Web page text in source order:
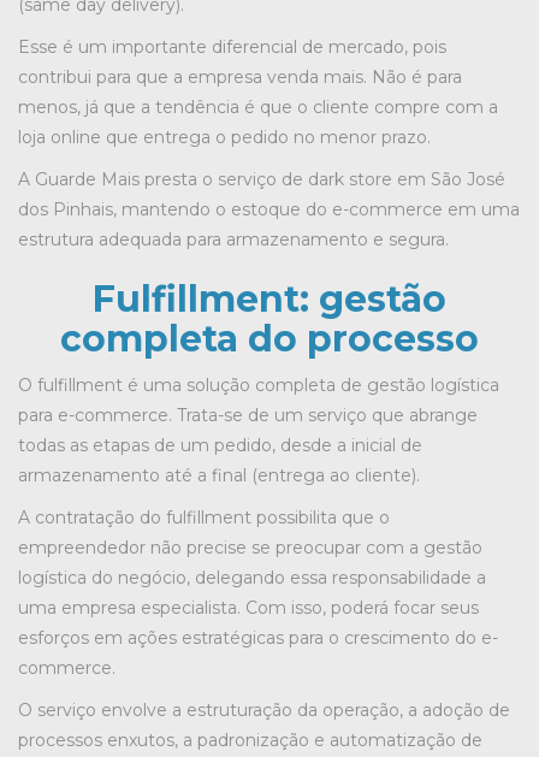
(same day delivery).
Esse é um importante diferencial de mercado, pois
contribui para que a empresa venda mais. Não é para
menos, já que a tendência é que o cliente compre com a
loja online que entrega o pedido no menor prazo.
A Guarde Mais presta o serviço de dark store em São José
dos Pinhais, mantendo o estoque do e-commerce em uma
estrutura adequada para armazenamento e segura.
Fulfillment: gestão
completa do processo
O fulfillment é uma solução completa de gestão logística
para e-commerce. Trata-se de um serviço que abrange
todas as etapas de um pedido, desde a inicial de
armazenamento até a final (entrega ao cliente).
A contratação do fulfillment possibilita que o
empreendedor não precise se preocupar com a gestão
logística do negócio, delegando essa responsabilidade a
uma empresa especialista. Com isso, poderá focar seus
esforços em ações estratégicas para o crescimento do e-
commerce.
O serviço envolve a estruturação da operação, a adoção de
processos enxutos, a padronização e automatização de